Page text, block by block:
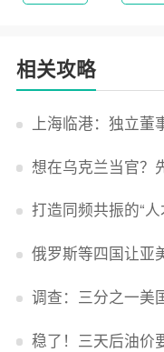
相关攻略
上海临港：独立董
想在乌克兰当官？
打造同频共振的“人
俄罗斯等四国让亚美
调查：三分之一美国人和超
稳了！三天后油价